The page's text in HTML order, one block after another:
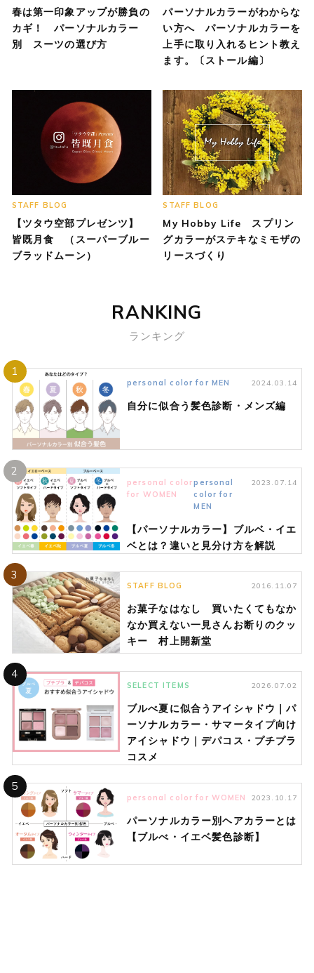
春は第一印象アップが勝負の
カギ！ パーソナルカラー
別 スーツの選び方
パーソナルカラーがわからな
い方へ パーソナルカラーを
上手に取り入れるヒント教え
ます。〔ストール編〕
STAFF BLOG
【ツタウ空部プレゼンツ】
皆既月食 （スーパーブルー
ブラッドムーン）
STAFF BLOG
My Hobby Life スプリン
グカラーがステキなミモザの
リースづくり
RANKING
ランキング
1
personal color for MEN 2024.03.14
自分に似合う髪色診断・メンズ編
2
personal color
for WOMEN
personal
color for
MEN
2023.07.14
【パーソナルカラー】ブルベ・イエ
ベとは？違いと見分け方を解説
3
STAFF BLOG 2016.11.07
お菓子なはなし 買いたくてもなか
なか買えない一見さんお断りのクッ
キー 村上開新堂
4
SELECT ITEMS 2026.07.02
ブルべ夏に似合うアイシャドウ｜パ
ーソナルカラー・サマータイプ向け
アイシャドウ｜デパコス・プチプラ
コスメ
5
personal color for WOMEN 2023.10.17
パーソナルカラー別ヘアカラーとは
【ブルべ・イエベ髪色診断】